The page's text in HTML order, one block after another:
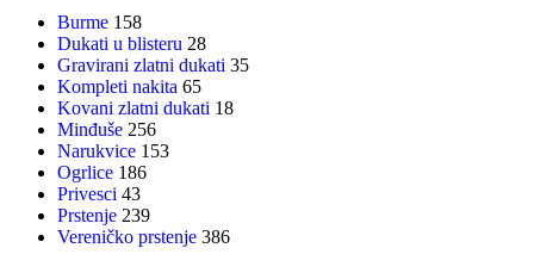
Burme 158
Dukati u blisteru 28
Gravirani zlatni dukati 35
Kompleti nakita 65
Kovani zlatni dukati 18
Minđuše 256
Narukvice 153
Ogrlice 186
Privesci 43
Prstenje 239
Vereničko prstenje 386